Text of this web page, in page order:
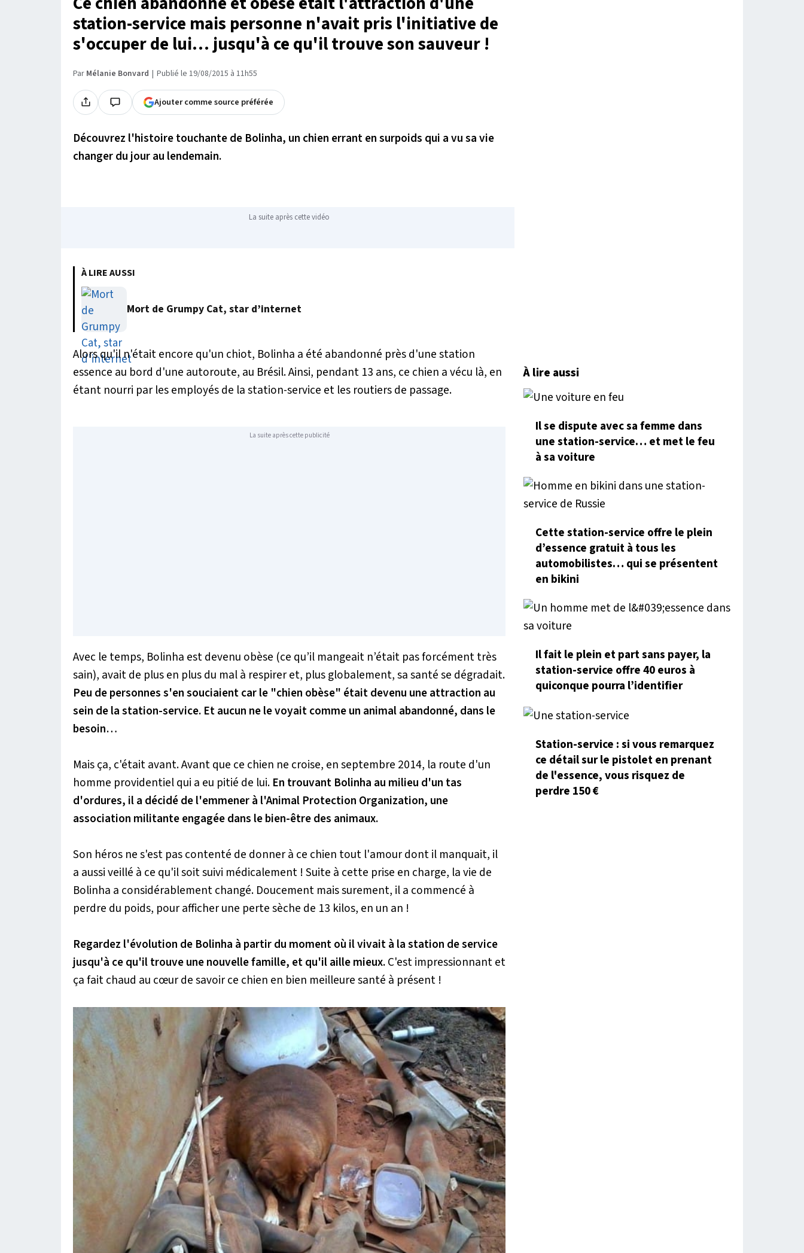
station-service mais personne n'avait pris l'initiative de
s'occuper de lui… jusqu'à ce qu'il trouve son sauveur !
Par Mélanie Bonvard Publié le 19/08/2015 à 11h55
Ajouter comme source préférée
Découvrez l'histoire touchante de Bolinha, un chien errant en surpoids qui a vu sa vie
changer du jour au lendemain.
La suite après cette vidéo
À LIRE AUSSI
Mort de Grumpy Cat, star d’internet
Alors qu'il n'était encore qu'un chiot, Bolinha a été abandonné près d'une station
essence au bord d'une autoroute, au Brésil. Ainsi, pendant 13 ans, ce chien a vécu là, en
étant nourri par les employés de la station-service et les routiers de passage.
La suite après cette publicité
Avec le temps, Bolinha est devenu obèse (ce qu’il mangeait n’était pas forcément très
sain), avait de plus en plus du mal à respirer et, plus globalement, sa santé se dégradait.
Peu de personnes s'en souciaient car le "chien obèse" était devenu une attraction au
sein de la station-service. Et aucun ne le voyait comme un animal abandonné, dans le
besoin…
Mais ça, c'était avant. Avant que ce chien ne croise, en septembre 2014, la route d'un
homme providentiel qui a eu pitié de lui. En trouvant Bolinha au milieu d'un tas
d'ordures, il a décidé de l'emmener à l'Animal Protection Organization, une
association militante engagée dans le bien-être des animaux.
Son héros ne s'est pas contenté de donner à ce chien tout l'amour dont il manquait, il
a aussi veillé à ce qu'il soit suivi médicalement ! Suite à cette prise en charge, la vie de
Bolinha a considérablement changé. Doucement mais surement, il a commencé à
perdre du poids, pour afficher une perte sèche de 13 kilos, en un an !
Regardez l'évolution de Bolinha à partir du moment où il vivait à la station de service
jusqu'à ce qu'il trouve une nouvelle famille, et qu'il aille mieux.C'est impressionnant et
ça fait chaud au cœur de savoir ce chien en bien meilleure santé à présent !
À lire aussi
Il se dispute avec sa femme dans
une station-service… et met le feu
à sa voiture
Cette station-service offre le plein
d’essence gratuit à tous les
automobilistes… qui se présentent
en bikini
Il fait le plein et part sans payer, la
station-service offre 40 euros à
quiconque pourra l’identifier
Station-service : si vous remarquez
ce détail sur le pistolet en prenant
de l'essence, vous risquez de
perdre 150 €